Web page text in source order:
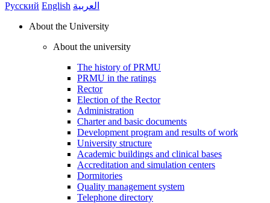
Русский English العربية
About the University
About the university
The history of PRMU
PRMU in the ratings
Rector
Election of the Rector
Administration
Charter and basic documents
Development program and results of work
University structure
Academic buildings and clinical bases
Accreditation and simulation centers
Dormitories
Quality management system
Telephone directory